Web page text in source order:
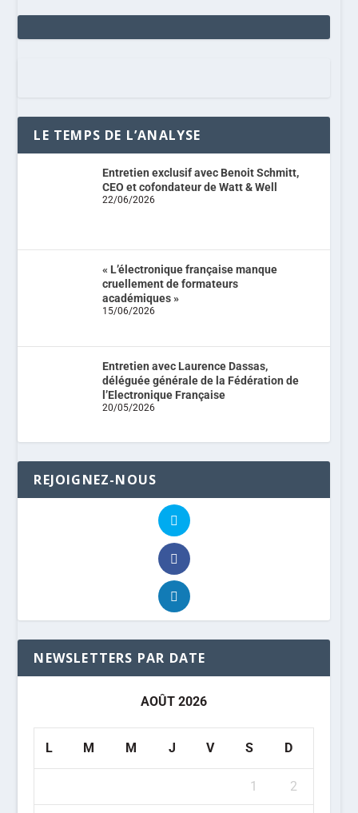
LE TEMPS DE L’ANALYSE
Entretien exclusif avec Benoit Schmitt,
CEO et cofondateur de Watt & Well
22/06/2026
« L’électronique française manque
cruellement de formateurs
académiques »
15/06/2026
Entretien avec Laurence Dassas,
déléguée générale de la Fédération de
l’Electronique Française
20/05/2026
REJOIGNEZ-NOUS
NEWSLETTERS PAR DATE
AOÛT 2026
L M M J V S D
1 2